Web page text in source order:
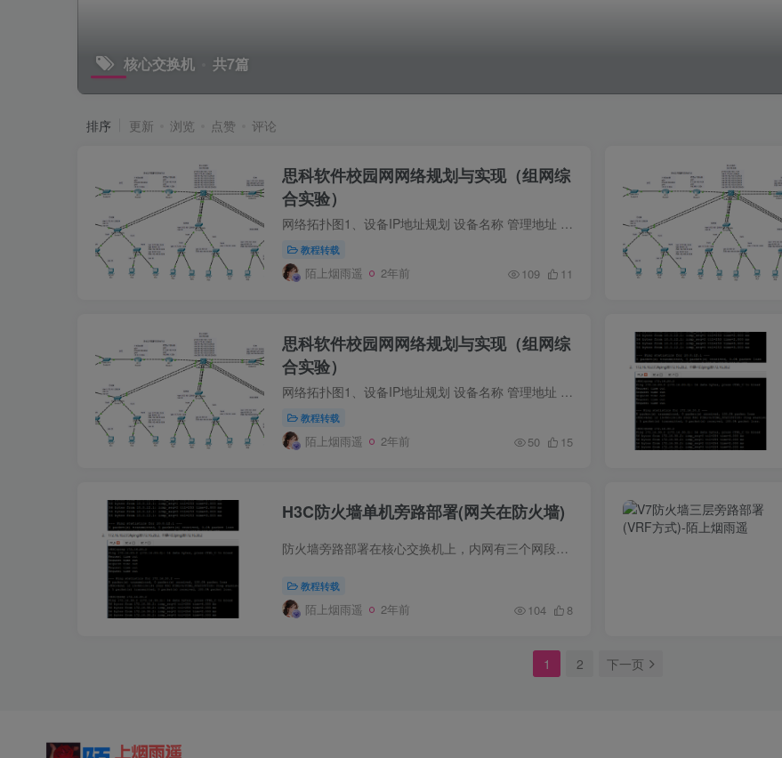
核心交换机 共7篇
排序 更新 浏览 点赞 评论
思科软件校园网网络规划与实现（组网综
合实验）
网络拓扑图1、设备IP地址规划 设备名称 管理地址 子网掩码 所属VLAN 行政楼汇聚交换机 172.16.1.250 255.255.255.0 VLAN 1 行政楼1楼接入交换机 172.16.1.1 255.255.255.0 VLAN 1 行政楼2楼接入...
教程转载
陌上烟雨遥 2年前 109 11
思科软件校园网网络规划与实现（组网综
合实验）
网络拓扑图1、设备IP地址规划 设备名称 管理地址 子网掩码 所属VLAN 行政楼汇聚交换机 172.16.1.250 255.255.255.0 VLAN 1 行政楼1楼接入交换机 172.16.1.1 255.255.255.0 VLAN 1 行政楼2楼接入...
教程转载
陌上烟雨遥 2年前 50 15
H3C防火墙单机旁路部署(网关在防火墙)
防火墙旁路部署在核心交换机上，内网有三个网段vlan 10：172.16.10.1/24、vlan 20：172.16.20.1/24、vlan30：172.16.30.1。要求内网网关在防火墙设备上，由防火...
教程转载
陌上烟雨遥 2年前 104 8
1 2 下一页